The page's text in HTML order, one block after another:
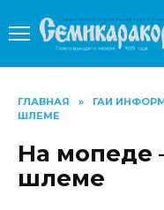
содержанию
ГЛАВНАЯ » ГАИ
ШЛЕМЕ
На мопеде
шлеме